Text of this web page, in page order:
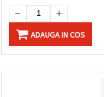
ADAUGA IN COS